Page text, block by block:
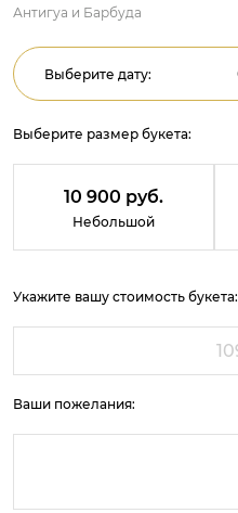
Антигуа и Барбуда
Выберите дату:
Выберите размер букета:
10 900 руб.
Небольшой
Укажите вашу стоимость букета:
Ваши пожелания: